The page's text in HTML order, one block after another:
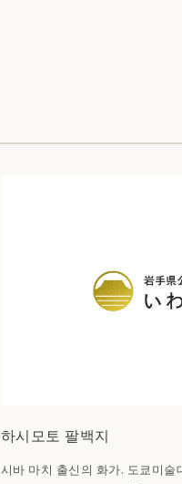
하시모토 팔백지
시바 마치 출신의 화가. 도쿄미술